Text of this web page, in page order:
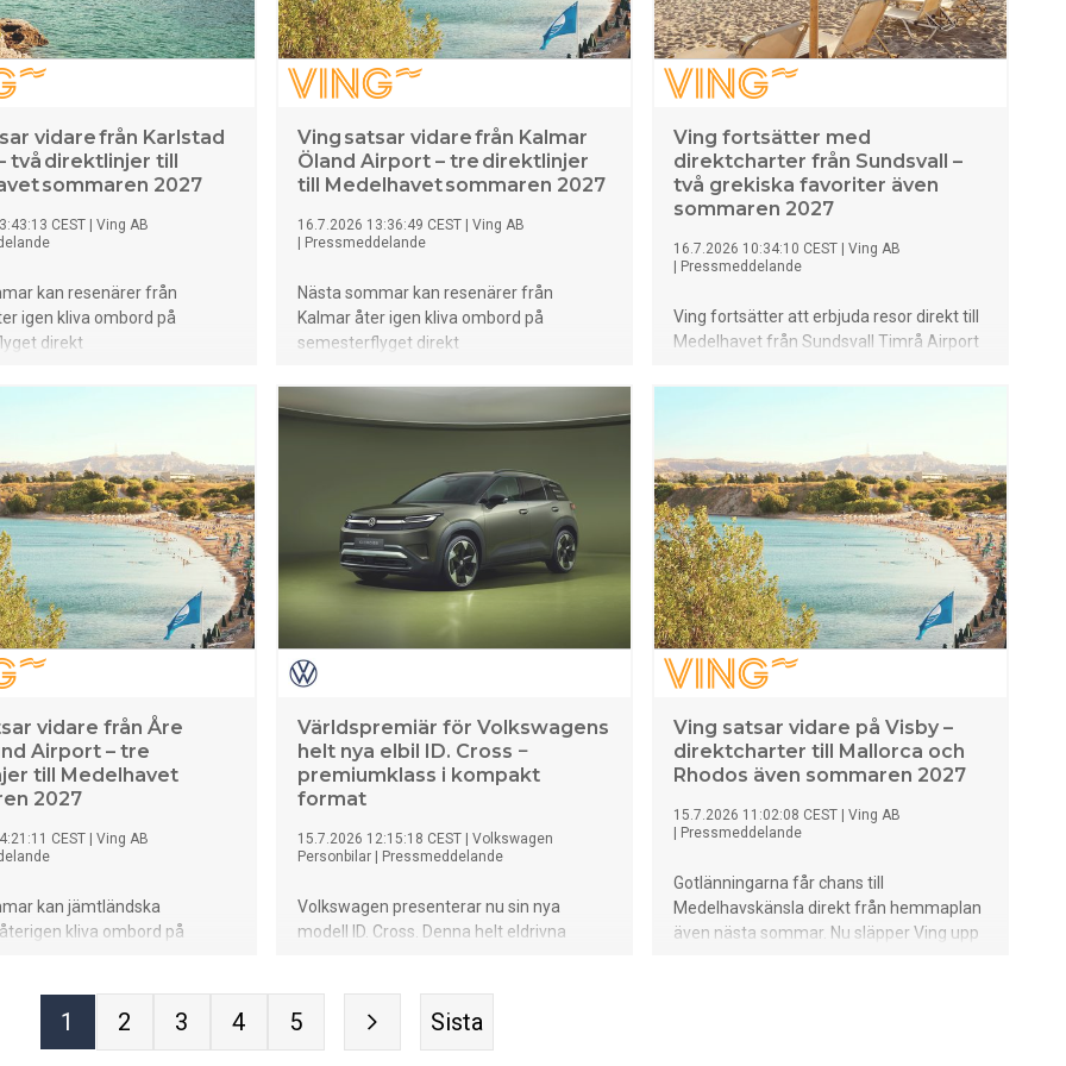
vidare från Karlstad
två direktlinjer till
sommaren 2027
CEST
Ving AB
kan resenärer från
igen kliva ombord på
direkt
av sommarens
restauranger och solsäkert
för både familjer, par och
Ving satsar vidare från Kalmar
Öland Airport – tre direktlinjer
till Medelhavet sommaren 2027
16.7.2026 13:36:49 CEST
Ving AB
Pressmeddelande
Nästa sommar kan resenärer från
Kalmar åter igen kliva ombord på
semesterflyget direkt
öppnat försäljningen av sommarens
direktcharter
resmål som tillsammans erbjuder allt
från mysiga tavernor och solsäkert
klimat till mallorkinska badvikar och hotell
för både familjer, par och vänner.
Ving fortsätter med
direktcharter från Sundsvall –
två grekiska favoriter även
sommaren 2027
16.7.2026 10:34:10 CEST
Ving AB
Pressmeddelande
Ving fortsätter att erbjuda resor direkt till
Medelhavet från Sundsvall Timrå Airport
sommaren 2027 nu öppnar finns Rhodos
trafikeras från Sundsvall under
innevarande sommarsäsong.
vidare från Åre
Airport – tre
till Medelhavet
2027
CEST
Ving AB
kan jämtländska
kliva ombord på
Kreta – tre resmål som
erbjuder allt från grekiska
Världspremiär för Volkswagens
helt nya elbil ID. Cross −
premiumklass i kompakt
format
15.7.2026 12:15:18 CEST
Volkswagen
Personbilar
Pressmeddelande
Volkswagen presenterar nu sin nya
modell ID. Cross. Denna helt eldrivna
första versionerna av ID. Cross går nu att
beställa.
Ving satsar vidare på Visby –
direktcharter till Mallorca och
Rhodos även sommaren 2027
15.7.2026 11:02:08 CEST
Ving AB
Pressmeddelande
Gotlänningarna får chans till
Medelhavskänsla direkt från hemmaplan
även nästa sommar. Nu släpper Ving upp
1 2 3 4 5 Sista